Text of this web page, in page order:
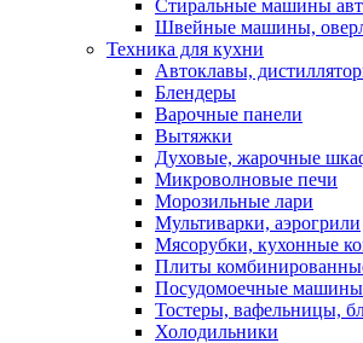
Стиральные машины
Швейные машины,
Техника для кухни
Автоклавы,
Блендеры
Варочные панели
Вытяжки
Духовые, жарочные
Микроволновые печи
Морозильные лари
Мультиварки, аэрогрили
Мясорубки, кухонные
Плиты
Посудомоечные машины
Тостеры, вафельницы,
Холодильники